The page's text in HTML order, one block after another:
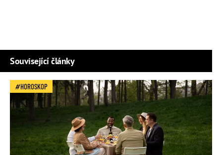
Související články
HOROSKOP